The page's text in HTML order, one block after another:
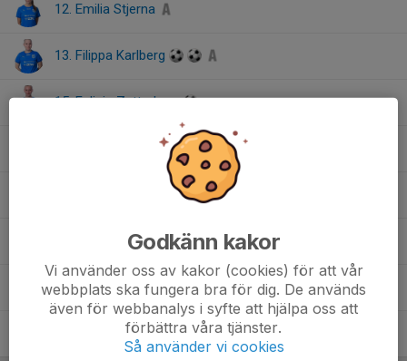
12. Emilia Stjerna
13. Filippa Karlberg
15. Felicia Zetterberg
17. Wilma Malmsten
21. Elise Claesdotter
55. Emelie Hellström
66. Mimmi Pellny
Godkänn kakor
Vi använder oss av kakor (cookies) för att vår
webbplats ska fungera bra för dig. De används
även för webbanalys i syfte att hjälpa oss att
förbättra våra tjänster.
Så använder vi cookies